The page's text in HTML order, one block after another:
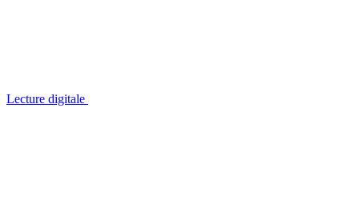
Lecture digitale